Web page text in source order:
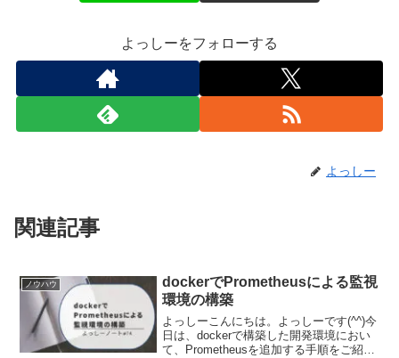
よっしーをフォローする
よっしー
関連記事
ノウハウ
dockerでPrometheusによる監視
環境の構築
よっしーこんにちは。よっしーです(^^)今
日は、dockerで構築した開発環境におい
て、Prometheusを追加する手順をご紹介